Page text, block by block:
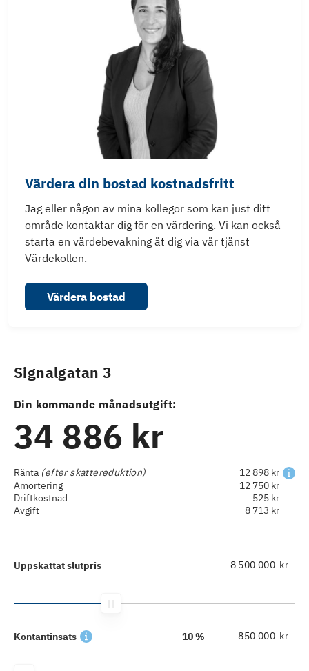
Värdera din bostad kostnadsfritt
Jag eller någon av mina kollegor som kan just ditt
område kontaktar dig för en värdering. Vi kan också
starta en värdebevakning åt dig via vår tjänst
Värdekollen.
Värdera bostad
Signalgatan 3
Din kommande månadsutgift:
34 886 kr
Ränta (efter skattereduktion)
12 898 kr
Amortering
12 750 kr
Driftkostnad
525 kr
Avgift
8 713 kr
Uppskattat slutpris kr
Kontantinsats 10 % kr